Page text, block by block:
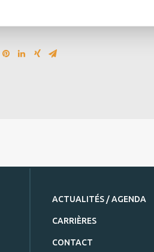
ACTUALITÉS / AGENDA
CARRIÈRES
CONTACT